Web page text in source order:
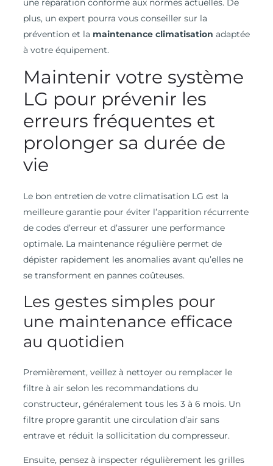
une réparation conforme aux normes actuelles. De
plus, un expert pourra vous conseiller sur la
prévention et la maintenance climatisation adaptée
à votre équipement.
Maintenir votre système
LG pour prévenir les
erreurs fréquentes et
prolonger sa durée de
vie
Le bon entretien de votre climatisation LG est la
meilleure garantie pour éviter l’apparition récurrente
de codes d’erreur et d’assurer une performance
optimale. La maintenance régulière permet de
dépister rapidement les anomalies avant qu’elles ne
se transforment en pannes coûteuses.
Les gestes simples pour
une maintenance efficace
au quotidien
Premièrement, veillez à nettoyer ou remplacer le
filtre à air selon les recommandations du
constructeur, généralement tous les 3 à 6 mois. Un
filtre propre garantit une circulation d’air sans
entrave et réduit la sollicitation du compresseur.
Ensuite, pensez à inspecter régulièrement les grilles